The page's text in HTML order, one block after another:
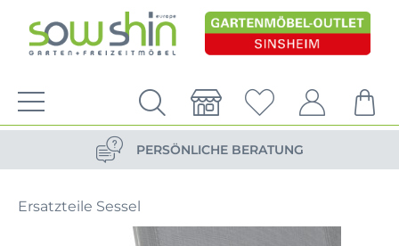
VERSANDKOSTENFREIE LIEFERUNG
PERSÖNLICHE BERATUNG
VERSANDKOSTENFREIE LIEFERUNG
Ersatzteile Sessel